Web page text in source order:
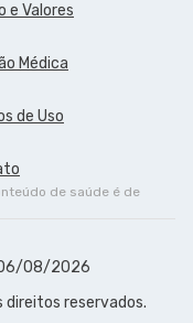
e Valores
Médica
de Uso
de saúde é de
08/2026
direitos reservados.